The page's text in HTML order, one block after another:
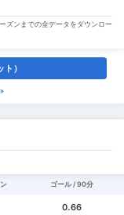
ズンまでの全データをダウンロー
）
ゴール / 90分
0.66